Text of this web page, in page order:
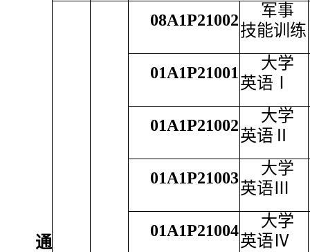
通
08A1P21002
军事
技能训练
01A1P21001
大学
英语Ⅰ
01A1P21002
大学
英语Ⅱ
01A1P21003
大学
英语Ⅲ
01A1P21004
大学
英语Ⅳ